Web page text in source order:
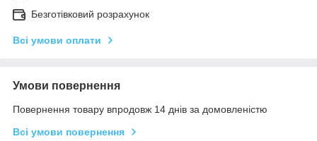
Безготівковий розрахунок
Всі умови оплати
Умови повернення
Повернення товару впродовж 14 днів за домовленістю
Всі умови повернення